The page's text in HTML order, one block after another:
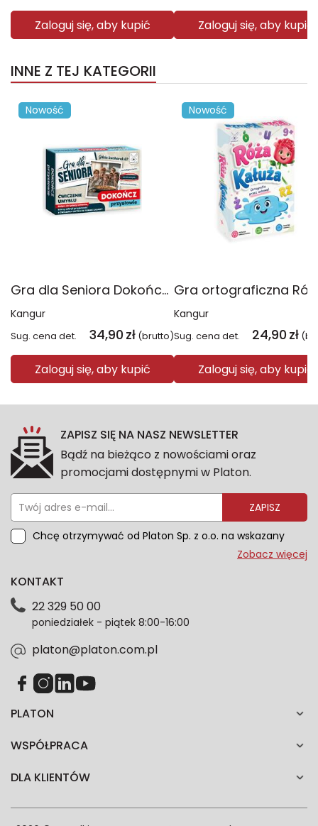
Zaloguj się, aby kupić Zaloguj się, aby kupić
INNE Z TEJ KATEGORII
Nowość
Gra dla Seniora Dokończ przysłowie
Kangur
Sug. cena det. 34,90 zł (brutto)
Zaloguj się, aby kupić
Nowość
Kangur
Sug. cena det. 24,90 zł
Zaloguj się, aby kupić
ZAPISZ SIĘ NA NASZ NEWSLETTER
Bądź na bieżąco z nowościami oraz
promocjami dostępnymi w Platon.
ZAPISZ
Chcę otrzymywać od Platon Sp. z o.o. na wskazany
przeze mnie adres e-mail informacje marketingowe
dotyczące danych osobowych znajdziesz w naszej
każdym czasie. Wycofanie zgody nie wpłynie na
zgodność z prawem przetwarzania dokonanego przed
Zobacz więcej
PLATON
WSPÓŁPRACA
DLA KLIENTÓW
KONTAKT
22 329 50 00
poniedziałek - piątek 8:00-16:00
platon@platon.com.pl